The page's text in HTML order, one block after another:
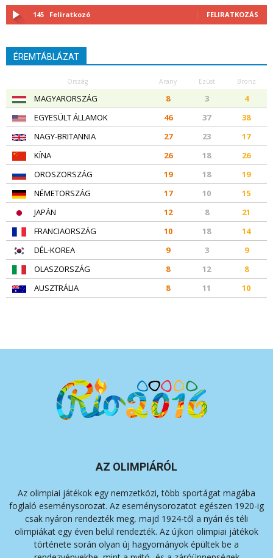
145 Feliratkozó FELIRATKOZÁS
ÉREMTÁBLÁZAT
Ország Arany Ezüst Bronz
MAGYARORSZÁG 8 3
4
EGYESÜLT ÁLLAMOK
46 37
38
NAGY-BRITANNIA
27 23
17
KÍNA
26 18
26
OROSZORSZÁG
19 18
19
NÉMETORSZÁG
17 10
15
JAPÁN
12 8
21
FRANCIAORSZÁG
10 18
14
DÉL-KOREA
9 3
9
OLASZORSZÁG
8 12
8
AUSZTRÁLIA
8 11 10
AZ OLIMPIÁRÓL
Az olimpiai játékok egy nemzetközi, több sportágat magába
foglaló eseménysorozat. Az eseménysorozatot egészen 1920-ig
csak nyáron rendezték meg, majd 1924-től a nyári és téli
olimpiákat egy éven belül rendezték. Az újkori olimpiai játékok
története során olyan új hagyományok épültek be a